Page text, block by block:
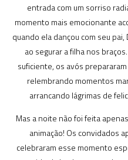
entrada com um sorriso
momento mais emocionante
quando ela dançou com seu
ao segurar a filha nos
suficiente, os avós
relembrando momentos
arrancando lágrimas de
Mas a noite não foi feita
animação! Os convidados
celebraram esse momento